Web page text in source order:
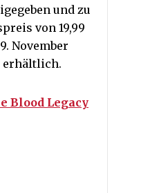
und zu
von 19,99
November
erhältlich.
Blood Legacy